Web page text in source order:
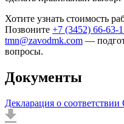
Хотите узнать стоимость
Позвоните +7 (3452) 66-63-
tmn@zavodmk.com —
вопросы.
Документы
Декларация о